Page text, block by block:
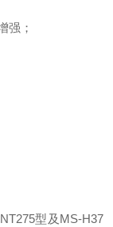
强；
型及MS-H37